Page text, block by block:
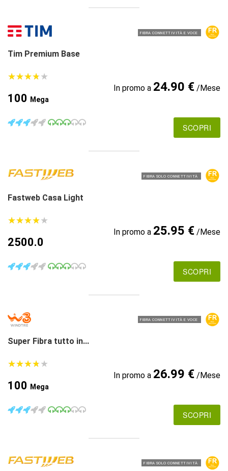
FIBRA CONNETTIVITÀ E VOCE
Tim Premium Base
★★★★★
★★★★★
100 Mega
In promo a 24.90 €/Mese
SCOPRI
FIBRA SOLO CONNETTIVITÀ
Fastweb Casa Light
★★★★★
★★★★★
2500.0
In promo a 25.95 €/Mese
SCOPRI
FIBRA CONNETTIVITÀ E VOCE
Super Fibra tutto in...
★★★★★
★★★★★
100 Mega
In promo a 26.99 €/Mese
SCOPRI
FIBRA SOLO CONNETTIVITÀ